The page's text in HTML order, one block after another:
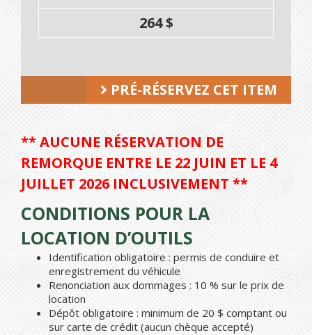
264 $
PRÉ-RÉSERVEZ CET ITEM
** AUCUNE RÉSERVATION DE
REMORQUE ENTRE LE 22 JUIN ET LE 4
JUILLET 2026 INCLUSIVEMENT **
CONDITIONS POUR LA
LOCATION D’OUTILS
Identification obligatoire : permis de conduire et
enregistrement du véhicule
Renonciation aux dommages : 10 % sur le prix de
location
Dépôt obligatoire : minimum de 20 $ comptant ou
sur carte de crédit (aucun chèque accepté)